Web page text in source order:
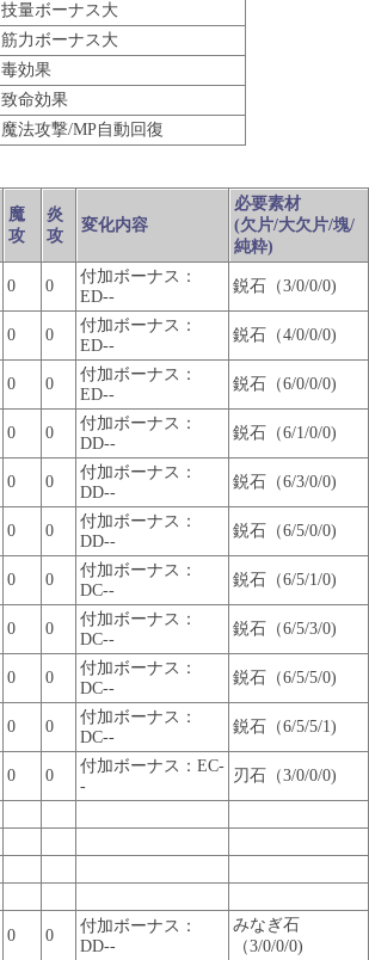
技量ボーナス大
筋力ボーナス大
毒効果
致命効果
魔法攻撃/MP自動回復
魔
攻
炎
攻
変化内容
必要素材
(欠片/大欠片/塊/
純粋)
0 0
付加ボーナス：
ED--
鋭石（3/0/0/0)
0 0
付加ボーナス：
ED--
鋭石（4/0/0/0)
0 0
付加ボーナス：
ED--
鋭石（6/0/0/0)
0 0
付加ボーナス：
DD--
鋭石（6/1/0/0)
0 0
付加ボーナス：
DD--
鋭石（6/3/0/0)
0 0
付加ボーナス：
DD--
鋭石（6/5/0/0)
0 0
付加ボーナス：
DC--
鋭石（6/5/1/0)
0 0
付加ボーナス：
DC--
鋭石（6/5/3/0)
0 0
付加ボーナス：
DC--
鋭石（6/5/5/0)
0 0
付加ボーナス：
DC--
鋭石（6/5/5/1)
0 0
付加ボーナス：EC-
-
刃石（3/0/0/0)
0 0
付加ボーナス：
DD--
みなぎ石
（3/0/0/0)